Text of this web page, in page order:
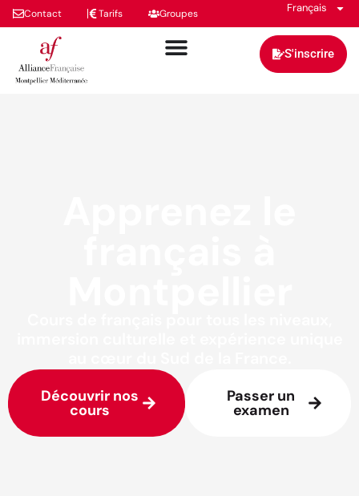
Contact Tarifs Groupes Français
S'inscrire
Découvrir nos
cours
Passer un
examen